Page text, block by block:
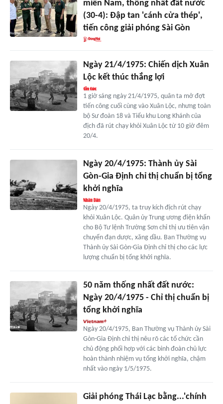
miền Nam, thống nhất đất nước
(30-4): Đập tan 'cánh cửa thép',
tiến công giải phóng Sài Gòn
Ngày 21/4/1975: Chiến dịch Xuân
Lộc kết thúc thắng lợi
1 giờ sáng ngày 21/4/1975, quân ta mở đợt
tiến công cuối cùng vào Xuân Lộc, nhưng toàn
bộ Sư đoàn 18 và Tiểu khu Long Khánh của
địch đã rút chạy khỏi Xuân Lộc từ 10 giờ đêm
20/4.
Ngày 20/4/1975: Thành ủy Sài
Gòn-Gia Định chỉ thị chuẩn bị tổng
khởi nghĩa
Ngày 20/4/1975, ta truy kích địch rút chạy
khỏi Xuân Lộc. Quân ủy Trung ương điện khẩn
cho Bộ Tư lệnh Trường Sơn chỉ thị ưu tiên vận
chuyển đạn dược, xăng dầu. Ban Thường vụ
Thành ủy Sài Gòn-Gia Định chỉ thị cho các lực
lượng chuẩn bị tổng khởi nghĩa.
50 năm thống nhất đất nước:
Ngày 20/4/1975 - Chỉ thị chuẩn bị
tổng khởi nghĩa
Ngày 20/4/1975, Ban Thường vụ Thành ủy Sài
Gòn-Gia Định chỉ thị nêu rõ các tổ chức cần
chủ động phối hợp với các binh đoàn chủ lực
hoàn thành nhiệm vụ tổng khởi nghĩa, chậm
nhất vào ngày 1/5/1975.
Giải phóng Thái Lạc bằng...'chính